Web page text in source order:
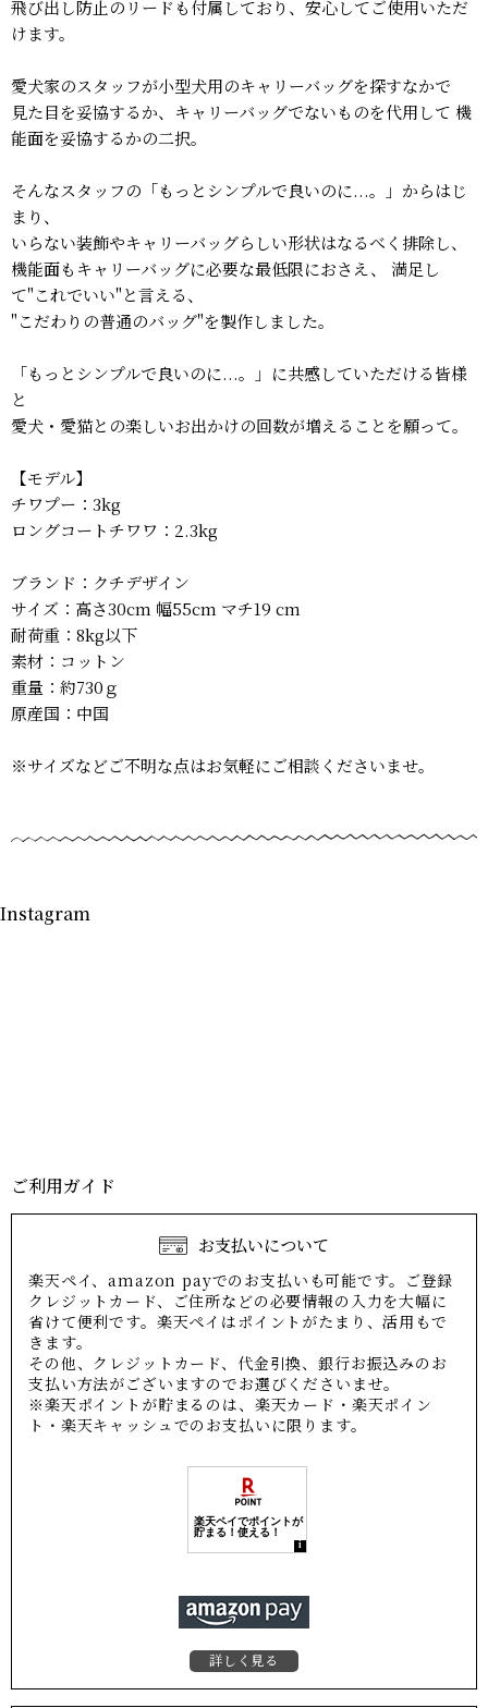
飛び出し防止のリードも付属しており、安心してご使用いただ
けます。
愛犬家のスタッフが小型犬用のキャリーバッグを探すなかで
見た目を妥協するか、キャリーバッグでないものを代用して 機
能面を妥協するかの二択。
そんなスタッフの「もっとシンプルで良いのに...。」からはじ
まり、
いらない装飾やキャリーバッグらしい形状はなるべく排除し、
機能面もキャリーバッグに必要な最低限におさえ、 満足し
て"これでいい"と言える、
"こだわりの普通のバッグ"を製作しました。
「もっとシンプルで良いのに...。」に共感していただける皆様
と
愛犬・愛猫との楽しいお出かけの回数が増えることを願って。
【モデル】
チワプー：3kg
ロングコートチワワ：2.3kg
ブランド：クチデザイン
サイズ：高さ30cm 幅55cm マチ19 cm
耐荷重：8kg以下
素材：コットン
重量：約730ｇ
原産国：中国
※サイズなどご不明な点はお気軽にご相談くださいませ。
Instagram
ご利用ガイド
お支払いについて
楽天ペイ、amazon payでのお支払いも可能です。ご登録
クレジットカード、ご住所などの必要情報の入力を大幅に
省けて便利です。楽天ペイはポイントがたまり、活用もで
きます。
その他、クレジットカード、代金引換、銀行お振込みのお
支払い方法がございますのでお選びくださいませ。
※楽天ポイントが貯まるのは、楽天カード・楽天ポイン
ト・楽天キャッシュでのお支払いに限ります。
詳しく見る